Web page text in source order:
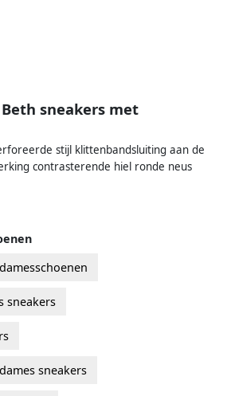
Beth sneakers met
stijl klittenbandsluiting aan de
contrasterende hiel ronde neus
sneakers
sneakers